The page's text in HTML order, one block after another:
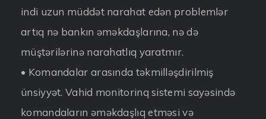
indi uzun müddət narahat edən problemlər
artıq nə bankın əməkdaşlarına, nə də
müştərilərinə narahatlıq yaratmır.
• Komandalar arasında təkmilləşdirilmiş
ünsiyyət. Vahid monitorinq sistemi sayəsində
komandaların əməkdaşlıq etməsi və